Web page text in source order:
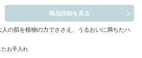
商品詳細を見る
の肌を植物の力でささえ、うるおいに満ちたハ
たお手入れ